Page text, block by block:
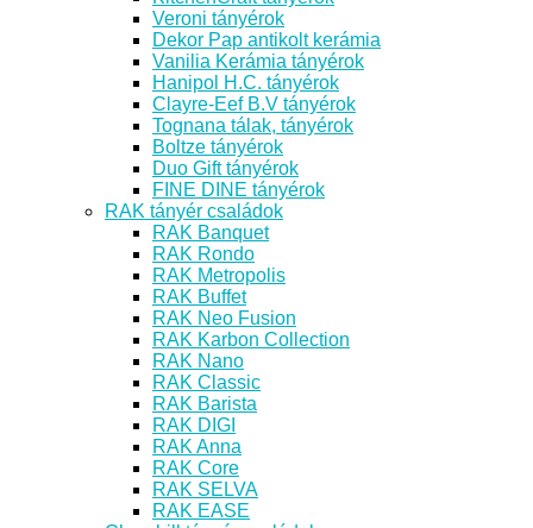
Veroni tányérok
Dekor Pap antikolt kerámia
Vanilia Kerámia tányérok
Hanipol H.C. tányérok
Clayre-Eef B.V tányérok
Tognana tálak, tányérok
Boltze tányérok
Duo Gift tányérok
FINE DINE tányérok
RAK tányér családok
RAK Banquet
RAK Rondo
RAK Metropolis
RAK Buffet
RAK Neo Fusion
RAK Karbon Collection
RAK Nano
RAK Classic
RAK Barista
RAK DIGI
RAK Anna
RAK Core
RAK SELVA
RAK EASE